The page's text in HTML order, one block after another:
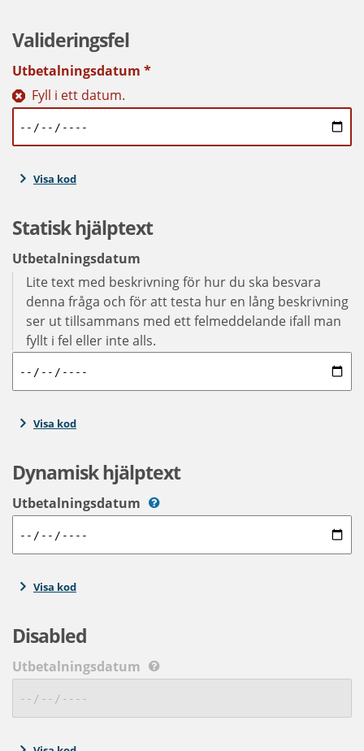
Valideringsfel
Utbetalningsdatum *
Fyll i ett datum.
Visa kod
Statisk hjälptext
Utbetalningsdatum
Lite text med beskrivning för hur du ska besvara
denna fråga och för att testa hur en lång beskrivning
ser ut tillsammans med ett felmeddelande ifall man
fyllt i fel eller inte alls.
Visa kod
Dynamisk hjälptext
Utbetalningsdatum
Visa kod
Disabled
Utbetalningsdatum